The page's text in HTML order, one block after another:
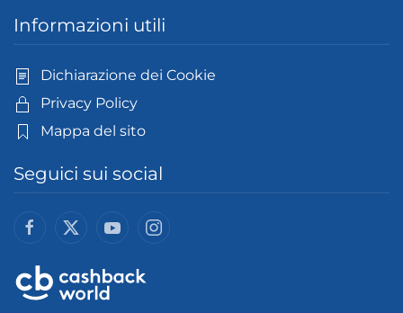
Informazioni utili
Dichiarazione dei Cookie
Privacy Policy
Mappa del sito
Seguici sui social